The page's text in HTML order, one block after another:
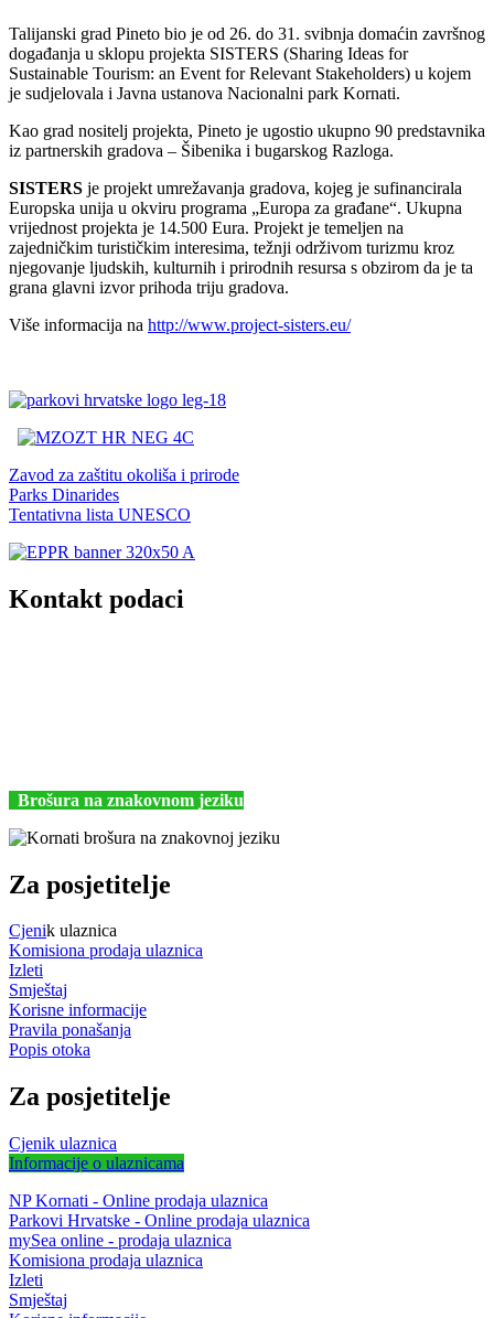
Talijanski grad Pineto bio je od 26. do 31. svibnja domaćin završnog
događanja u sklopu projekta SISTERS (Sharing Ideas for
Sustainable Tourism: an Event for Relevant Stakeholders) u kojem
je sudjelovala i Javna ustanova Nacionalni park Kornati.
Kao grad nositelj projekta, Pineto je ugostio ukupno 90 predstavnika
iz partnerskih gradova – Šibenika i bugarskog Razloga.
SISTERS je projekt umrežavanja gradova, kojeg je sufinancirala
Europska unija u okviru programa „Europa za građane“. Ukupna
vrijednost projekta je 14.500 Eura. Projekt je temeljen na
zajedničkim turističkim interesima, težnji održivom turizmu kroz
njegovanje ljudskih, kulturnih i prirodnih resursa s obzirom da je ta
grana glavni izvor prihoda triju gradova.
Više informacija na http://www.project-sisters.eu/
Zavod za zaštitu okoliša i prirode
Parks Dinarides
Tentativna lista UNESCO
Kontakt podaci
Brošura na znakovnom jeziku
Za posjetitelje
Cjenik ulaznica
Komisiona prodaja ulaznica
Izleti
Smještaj
Korisne informacije
Pravila ponašanja
Popis otoka
Za posjetitelje
Cjenik ulaznica
Informacije o ulaznicama
NP Kornati - Online prodaja ulaznica
Parkovi Hrvatske - Online prodaja ulaznica
mySea online - prodaja ulaznica
Komisiona prodaja ulaznica
Izleti
Smještaj